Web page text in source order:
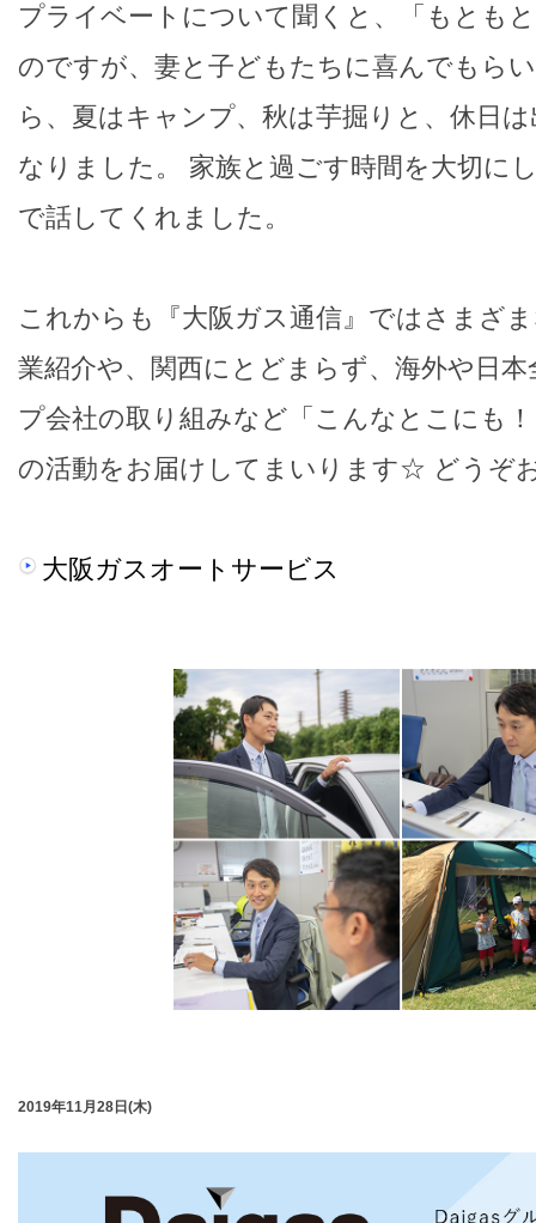
プライベートについて聞くと、「もとも
のですが、妻と子どもたちに喜んでもら
ら、夏はキャンプ、秋は芋掘りと、休日
なりました。 家族と過ごす時間を大切に
で話してくれました。
これからも『大阪ガス通信』ではさまざ
業紹介や、関西にとどまらず、海外や日
プ会社の取り組みなど「こんなとこにも
の活動をお届けしてまいります☆ どうぞ
大阪ガスオートサービス
2019年11月28日(木)